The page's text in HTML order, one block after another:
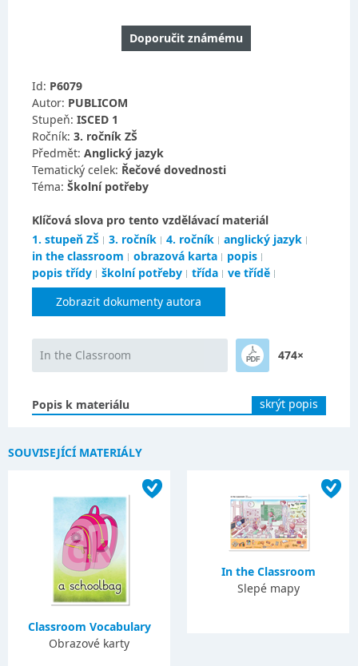
Doporučit známému
Id: P6079
Autor: PUBLICOM
Stupeň: ISCED 1
Ročník: 3. ročník ZŠ
Předmět: Anglický jazyk
Tematický celek: Řečové dovednosti
Téma: Školní potřeby
Klíčová slova pro tento vzdělávací materiál
1. stupeň ZŠ
3. ročník 4. ročník
anglický jazyk
in the classroom
obrazová karta
popis
popis třídy
školní potřeby třída
ve třídě
Zobrazit dokumenty autora
In the Classroom 474×
Popis k materiálu skrýt popis
SOUVISEJÍCÍ MATERIÁLY
Classroom Vocabulary
Obrazové karty
In the Classroom
Slepé mapy